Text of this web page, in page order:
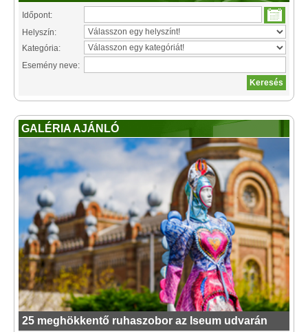
Időpont:
Helyszín:
Kategória:
Esemény neve:
GALÉRIA AJÁNLÓ
25 meghökkentő ruhaszobor az Iseum udvarán